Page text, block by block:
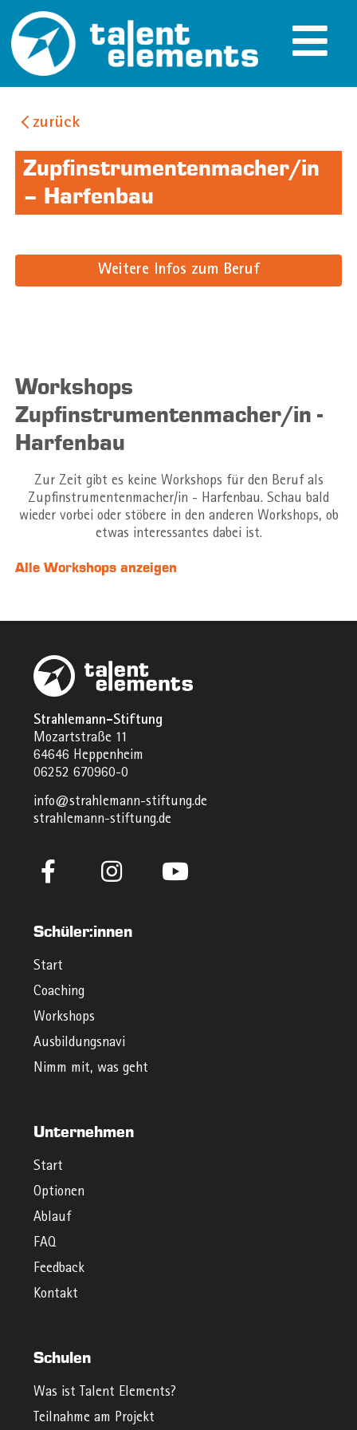
zurück
Zupfinstrumentenmacher/in
– Harfenbau
Weitere Infos zum Beruf
Workshops
Zupfinstrumentenmacher/in -
Harfenbau
Zur Zeit gibt es keine Workshops für den Beruf als
Zupfinstrumentenmacher/in - Harfenbau. Schau bald
wieder vorbei oder stöbere in den anderen Workshops, ob
etwas interessantes dabei ist.
Alle Workshops anzeigen
Strahlemann-Stiftung
Mozartstraße 11
64646 Heppenheim
06252 670960-0
info@strahlemann-stiftung.de
strahlemann-stiftung.de
Schüler:innen
Start
Coaching
Workshops
Ausbildungsnavi
Nimm mit, was geht
Unternehmen
Start
Optionen
Ablauf
FAQ
Feedback
Kontakt
Schulen
Was ist Talent Elements?
Teilnahme am Projekt